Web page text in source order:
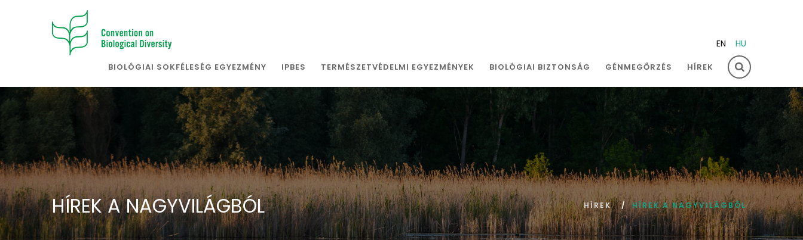
EN HU
BIOLÓGIAI SOKFÉLESÉG EGYEZMÉNY IPBES TERMÉSZETVÉDELMI EGYEZMÉNYEK BIOLÓGIAI BIZTONSÁG GÉNMEGŐRZÉS HÍREK
HÍREK A NAGYVILÁGBÓL HÍREK HÍREK A NAGYVILÁGBÓL